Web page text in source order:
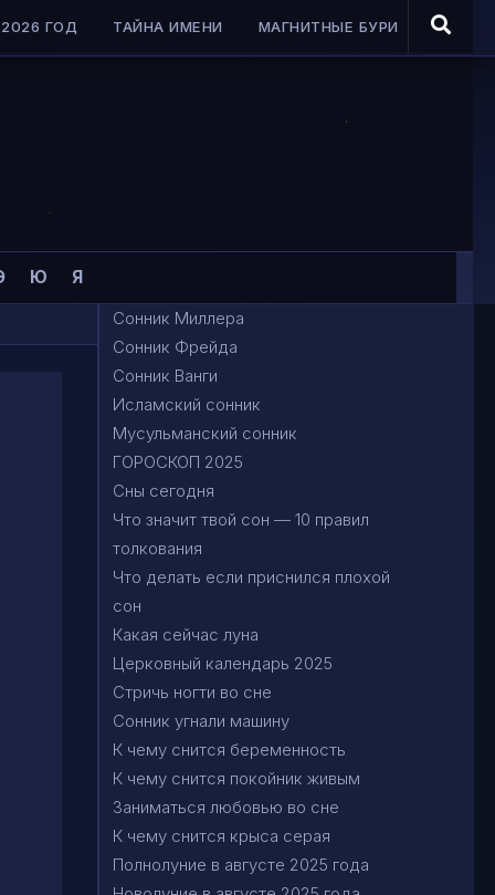
ГОД ТАЙНА ИМЕНИ МАГНИТНЫЕ БУРИ
Ю Я
Сонник Миллера
Сонник Фрейда
Сонник Ванги
Исламский сонник
Мусульманский сонник
ГОРОСКОП 2025
Сны сегодня
Что значит твой сон — 10 правил
толкования
Что делать если приснился плохой
сон
Какая сейчас луна
Церковный календарь 2025
Стричь ногти во сне
Сонник угнали машину
К чему снится беременность
К чему снится покойник живым
Заниматься любовью во сне
К чему снится крыса серая
Полнолуние в августе 2025 года